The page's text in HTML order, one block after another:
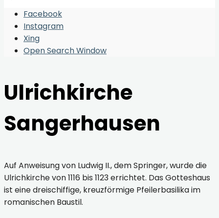
Facebook
Instagram
Xing
Open Search Window
Ulrichkirche
Sangerhausen
Auf Anweisung von Ludwig II., dem Springer, wurde die
Ulrichkirche von 1116 bis 1123 errichtet. Das Gotteshaus
ist eine dreischiffige, kreuzförmige Pfeilerbasilika im
romanischen Baustil.